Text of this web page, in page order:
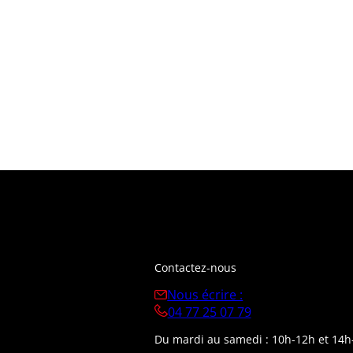
Contactez-nous
Nous écrire :
04 77 25 07 79
Du mardi au samedi : 10h-12h et